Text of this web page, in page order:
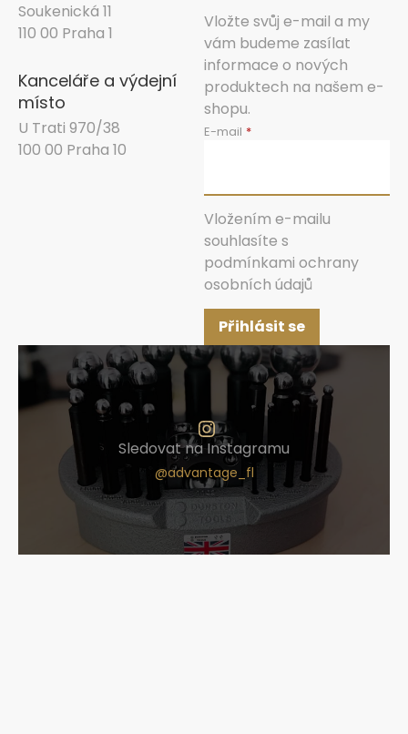
Soukenická 11
110 00 Praha 1
Kanceláře a výdejní
místo
U Trati 970/38
100 00 Praha 10
Vložte svůj e-mail a my
vám budeme zasílat
informace o nových
produktech na našem e-
shopu.
E-mail
Vložením e-mailu
souhlasíte s
podmínkami ochrany
osobních údajů
Přihlásit se
Sledovat na Instagramu